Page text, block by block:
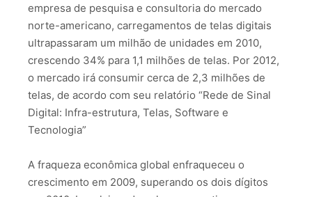
empresa de pesquisa e consultoria do mercado
norte-americano, carregamentos de telas digitais
ultrapassaram um milhão de unidades em 2010,
crescendo 34% para 1,1 milhões de telas. Por 2012,
o mercado irá consumir cerca de 2,3 milhões de
telas, de acordo com seu relatório “Rede de Sinal
Digital: Infra-estrutura, Telas, Software e
Tecnologia”
A fraqueza econômica global enfraqueceu o
crescimento em 2009, superando os dois dígitos